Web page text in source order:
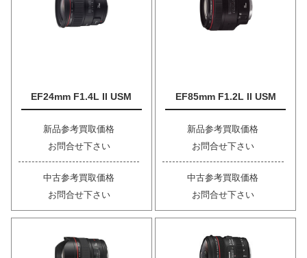
EF24mm F1.4L II USM
新品参考買取価格
お問合せ下さい
中古参考買取価格
お問合せ下さい
EF85mm F1.2L II USM
新品参考買取価格
お問合せ下さい
中古参考買取価格
お問合せ下さい